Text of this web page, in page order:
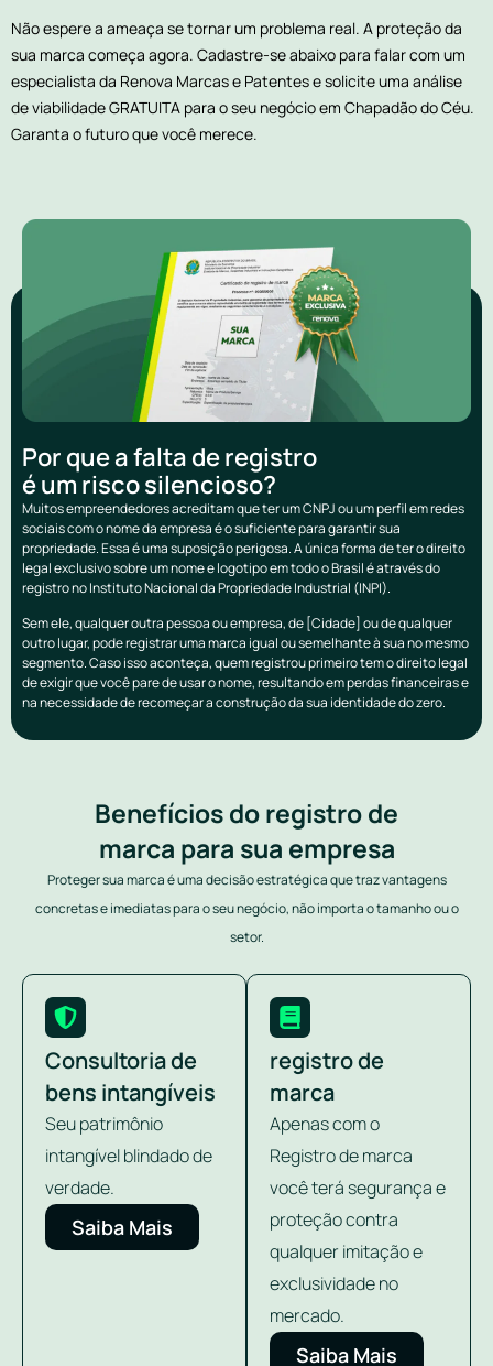
Não espere a ameaça se tornar um problema real. A proteção da
sua marca começa agora. Cadastre-se abaixo para falar com um
especialista da Renova Marcas e Patentes e solicite uma análise
de viabilidade GRATUITA para o seu negócio em Chapadão do Céu.
Garanta o futuro que você merece.
Por que a falta de registro
é um risco silencioso?
Muitos empreendedores acreditam que ter um CNPJ ou um perfil em redes
sociais com o nome da empresa é o suficiente para garantir sua
propriedade. Essa é uma suposição perigosa. A única forma de ter o direito
legal exclusivo sobre um nome e logotipo em todo o Brasil é através do
registro no Instituto Nacional da Propriedade Industrial (INPI).
Sem ele, qualquer outra pessoa ou empresa, de [Cidade] ou de qualquer
outro lugar, pode registrar uma marca igual ou semelhante à sua no mesmo
segmento. Caso isso aconteça, quem registrou primeiro tem o direito legal
de exigir que você pare de usar o nome, resultando em perdas financeiras e
na necessidade de recomeçar a construção da sua identidade do zero.
Benefícios do registro de
marca para sua empresa
Proteger sua marca é uma decisão estratégica que traz vantagens
concretas e imediatas para o seu negócio, não importa o tamanho ou o
setor.
Consultoria de
bens intangíveis
Seu patrimônio
intangível blindado de
verdade.
Saiba Mais
registro de
marca
Apenas com o
Registro de marca
você terá segurança e
proteção contra
qualquer imitação e
exclusividade no
mercado.
Saiba Mais